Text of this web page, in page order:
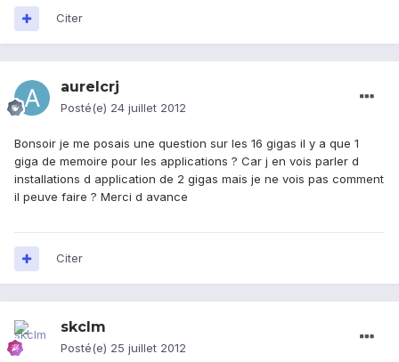
Citer
aurelcrj
Posté(e) 24 juillet 2012
Bonsoir je me posais une question sur les 16 gigas il y a que 1
giga de memoire pour les applications ? Car j en vois parler d
installations d application de 2 gigas mais je ne vois pas comment
il peuve faire ? Merci d avance
Citer
skclm
Posté(e) 25 juillet 2012